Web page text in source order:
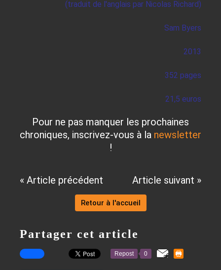
(traduit de l'anglais par Nicolas Richard)
Sam Byers
2013
352 pages
21,5 euros
Pour ne pas manquer les prochaines
chroniques, inscrivez-vous à la newsletter
!
« Article précédent Article suivant »
Retour à l'accueil
Partager cet article
Repost 0